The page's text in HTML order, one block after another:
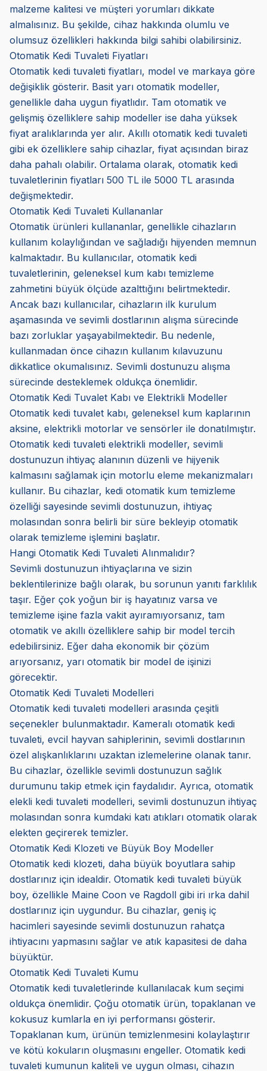
malzeme kalitesi ve müşteri yorumları dikkate
almalısınız. Bu şekilde, cihaz hakkında olumlu ve
olumsuz özellikleri hakkında bilgi sahibi olabilirsiniz.
Otomatik Kedi Tuvaleti Fiyatları
Otomatik kedi tuvaleti fiyatları, model ve markaya göre
değişiklik gösterir. Basit yarı otomatik modeller,
genellikle daha uygun fiyatlıdır. Tam otomatik ve
gelişmiş özelliklere sahip modeller ise daha yüksek
fiyat aralıklarında yer alır. Akıllı otomatik kedi tuvaleti
gibi ek özelliklere sahip cihazlar, fiyat açısından biraz
daha pahalı olabilir. Ortalama olarak, otomatik kedi
tuvaletlerinin fiyatları 500 TL ile 5000 TL arasında
değişmektedir.
Otomatik Kedi Tuvaleti Kullananlar
Otomatik ürünleri kullananlar, genellikle cihazların
kullanım kolaylığından ve sağladığı hijyenden memnun
kalmaktadır. Bu kullanıcılar, otomatik kedi
tuvaletlerinin, geleneksel kum kabı temizleme
zahmetini büyük ölçüde azalttığını belirtmektedir.
Ancak bazı kullanıcılar, cihazların ilk kurulum
aşamasında ve sevimli dostlarının alışma sürecinde
bazı zorluklar yaşayabilmektedir. Bu nedenle,
kullanmadan önce cihazın kullanım kılavuzunu
dikkatlice okumalısınız. Sevimli dostunuzu alışma
sürecinde desteklemek oldukça önemlidir.
Otomatik Kedi Tuvalet Kabı ve Elektrikli Modeller
Otomatik kedi tuvalet kabı, geleneksel kum kaplarının
aksine, elektrikli motorlar ve sensörler ile donatılmıştır.
Otomatik kedi tuvaleti elektrikli modeller, sevimli
dostunuzun ihtiyaç alanının düzenli ve hijyenik
kalmasını sağlamak için motorlu eleme mekanizmaları
kullanır. Bu cihazlar, kedi otomatik kum temizleme
özelliği sayesinde sevimli dostunuzun, ihtiyaç
molasından sonra belirli bir süre bekleyip otomatik
olarak temizleme işlemini başlatır.
Hangi Otomatik Kedi Tuvaleti Alınmalıdır?
Sevimli dostunuzun ihtiyaçlarına ve sizin
beklentilerinize bağlı olarak, bu sorunun yanıtı farklılık
taşır. Eğer çok yoğun bir iş hayatınız varsa ve
temizleme işine fazla vakit ayıramıyorsanız, tam
otomatik ve akıllı özelliklere sahip bir model tercih
edebilirsiniz. Eğer daha ekonomik bir çözüm
arıyorsanız, yarı otomatik bir model de işinizi
görecektir.
Otomatik Kedi Tuvaleti Modelleri
Otomatik kedi tuvaleti modelleri arasında çeşitli
seçenekler bulunmaktadır. Kameralı otomatik kedi
tuvaleti, evcil hayvan sahiplerinin, sevimli dostlarının
özel alışkanlıklarını uzaktan izlemelerine olanak tanır.
Bu cihazlar, özellikle sevimli dostunuzun sağlık
durumunu takip etmek için faydalıdır. Ayrıca, otomatik
elekli kedi tuvaleti modelleri, sevimli dostunuzun ihtiyaç
molasından sonra kumdaki katı atıkları otomatik olarak
elekten geçirerek temizler.
Otomatik Kedi Klozeti ve Büyük Boy Modeller
Otomatik kedi klozeti, daha büyük boyutlara sahip
dostlarınız için idealdir. Otomatik kedi tuvaleti büyük
boy, özellikle Maine Coon ve Ragdoll gibi iri ırka dahil
dostlarınız için uygundur. Bu cihazlar, geniş iç
hacimleri sayesinde sevimli dostunuzun rahatça
ihtiyacını yapmasını sağlar ve atık kapasitesi de daha
büyüktür.
Otomatik Kedi Tuvaleti Kumu
Otomatik kedi tuvaletlerinde kullanılacak kum seçimi
oldukça önemlidir. Çoğu otomatik ürün, topaklanan ve
kokusuz kumlarla en iyi performansı gösterir.
Topaklanan kum, ürünün temizlenmesini kolaylaştırır
ve kötü kokuların oluşmasını engeller. Otomatik kedi
tuvaleti kumunun kaliteli ve uygun olması, cihazın